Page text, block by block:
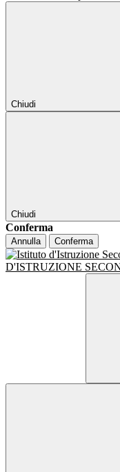
Chiudi
Chiudi
Conferma
Annulla Conferma
D'ISTRUZIONE